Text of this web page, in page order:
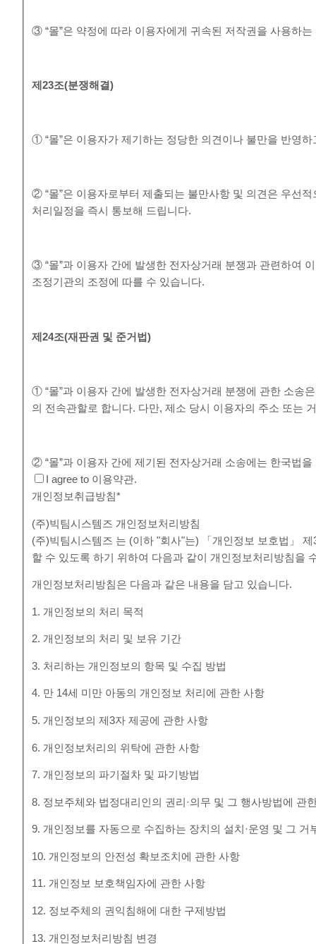
③ “몰”은 약정에 따라 이용자에게 귀속된 저작권을 사용하
제23조(분쟁해결)
① “몰”은 이용자가 제기하는 정당한 의견이나 불만을 반영
② “몰”은 이용자로부터 제출되는 불만사항 및 의견은 우선
처리일정을 즉시 통보해 드립니다.
③ “몰”과 이용자 간에 발생한 전자상거래 분쟁과 관련하여
조정기관의 조정에 따를 수 있습니다.
제24조(재판권 및 준거법)
① “몰”과 이용자 간에 발생한 전자상거래 분쟁에 관한 소송
의 전속관할로 합니다. 다만, 제소 당시 이용자의 주소 또는
② “몰”과 이용자 간에 제기된 전자상거래 소송에는 한국법을
I agree to 이용약관.
개인정보취급방침*
(주)빅팀시스템즈 개인정보처리방침
(주)빅팀시스템즈 는 (이하 "회사"는) 「개인정보 보호법」
할 수 있도록 하기 위하여 다음과 같이 개인정보처리방침을
개인정보처리방침은 다음과 같은 내용을 담고 있습니다.
1. 개인정보의 처리 목적
2. 개인정보의 처리 및 보유 기간
3. 처리하는 개인정보의 항목 및 수집 방법
4. 만 14세 미만 아동의 개인정보 처리에 관한 사항
5. 개인정보의 제3자 제공에 관한 사항
6. 개인정보처리의 위탁에 관한 사항
7. 개인정보의 파기절차 및 파기방법
8. 정보주체와 법정대리인의 권리·의무 및 그 행사방법에 관
9. 개인정보를 자동으로 수집하는 장치의 설치·운영 및 그 거
10. 개인정보의 안전성 확보조치에 관한 사항
11. 개인정보 보호책임자에 관한 사항
12. 정보주체의 권익침해에 대한 구제방법
13. 개인정보처리방침 변경